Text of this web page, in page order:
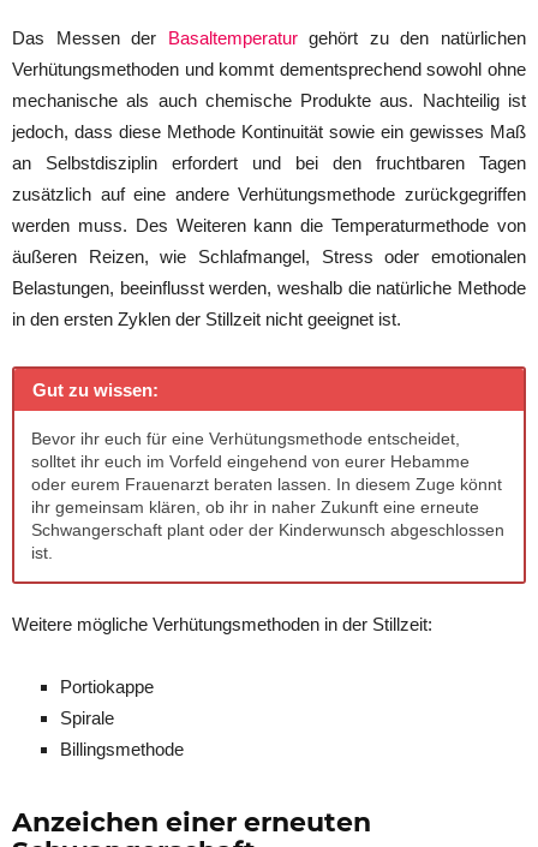
Das Messen der Basaltemperaturgehört zu den natürlichen
Verhütungsmethoden und kommt dementsprechend sowohl ohne
mechanische als auch chemische Produkte aus. Nachteilig ist
jedoch, dass diese Methode Kontinuität sowie ein gewisses Maß
an Selbstdisziplin erfordert und bei den fruchtbaren Tagen
zusätzlich auf eine andere Verhütungsmethode zurückgegriffen
werden muss. Des Weiteren kann die Temperaturmethode von
äußeren Reizen, wie Schlafmangel, Stress oder emotionalen
Belastungen, beeinflusst werden, weshalb die natürliche Methode
in den ersten Zyklen der Stillzeit nicht geeignet ist.
Gut zu wissen:
Bevor ihr euch für eine Verhütungsmethode entscheidet,
solltet ihr euch im Vorfeld eingehend von eurer Hebamme
oder eurem Frauenarzt beraten lassen. In diesem Zuge könnt
ihr gemeinsam klären, ob ihr in naher Zukunft eine erneute
Schwangerschaft plant oder der Kinderwunsch abgeschlossen
ist.
Weitere mögliche Verhütungsmethoden in der Stillzeit:
Portiokappe
Spirale
Billingsmethode
Anzeichen einer erneuten